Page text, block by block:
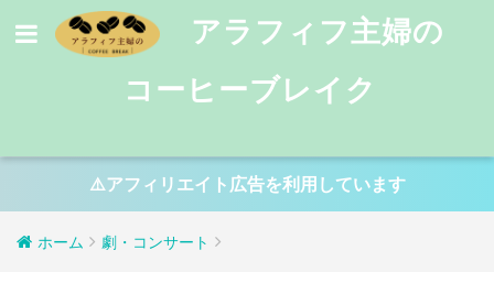
アラフィフ主婦の
コーヒーブレイク
⚠️アフィリエイト広告を利用しています
ホーム 劇・コンサート